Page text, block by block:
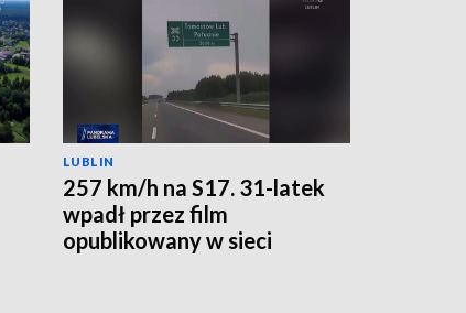
LUBLIN
257 km/h na S17. 31-latek
wpadł przez film
opublikowany w sieci